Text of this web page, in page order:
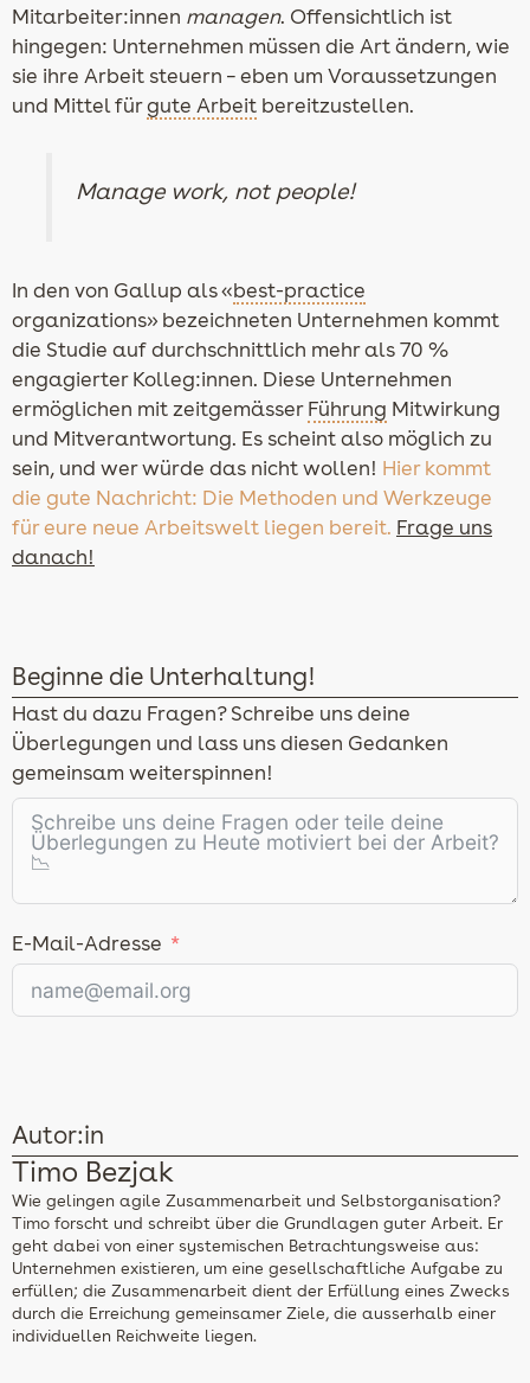
Mitarbeiter:innen managen. Offensichtlich ist
hingegen: Unternehmen müssen die Art ändern, wie
sie ihre Arbeit steuern – eben um Voraussetzungen
und Mittel fürgute Arbeit bereitzustellen.
Manage work, not people!
In den von Gallup als «best-practice
organizations» bezeichneten Unternehmen kommt
die Studie auf durchschnittlich mehr als 70 %
engagierter Kolleg:innen. Diese Unternehmen
ermöglichen mit zeitgemässerFührung Mitwirkung
und Mitverantwortung. Es scheint also möglich zu
sein, und wer würde das nicht wollen! Hier kommt
die gute Nachricht: Die Methoden und Werkzeuge
für eure neue Arbeitswelt liegen bereit. Frage uns
danach!
Beginne die Unterhaltung!
Hast du dazu Fragen? Schreibe uns deine
Überlegungen und lass uns diesen Gedanken
gemeinsam weiterspinnen!
E-Mail-Adresse
Autor:in
Timo Bezjak
Wie gelingen agile Zusammenarbeit und Selbstorganisation?
Timo forscht und schreibt über die Grundlagen guter Arbeit. Er
geht dabei von einer systemischen Betrachtungsweise aus:
Unternehmen existieren, um eine gesellschaftliche Aufgabe zu
erfüllen; die Zusammenarbeit dient der Erfüllung eines Zwecks
durch die Erreichung gemeinsamer Ziele, die ausserhalb einer
individuellen Reichweite liegen.